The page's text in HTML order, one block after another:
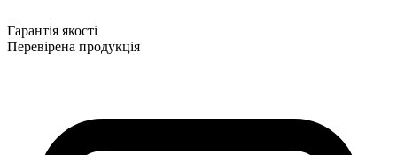
Гарантія якості
Перевірена продукція